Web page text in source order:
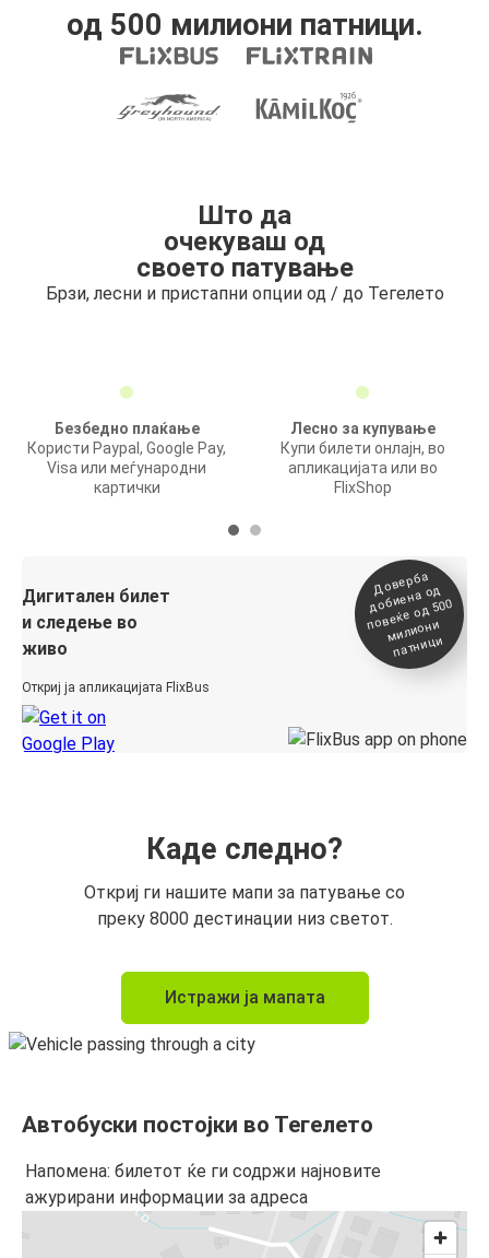
од 500 милиони патници.
Што да
очекуваш од
своето патување
Брзи, лесни и пристапни опции од / до Тегелето
Безбедно плаќање
Користи Paypal, Google Pay,
Visa или меѓународни
картички
Лесно за купување
Купи билети онлајн, во
апликацијата или во
FlixShop
Дигитален билет
и следење во
живо
Откриј ја апликацијата FlixBus
Доверба
добиена о
д
повеќе о
д 500
милиони
патници
Каде следно?
Откриј ги нашите мапи за патување со
преку 8000 дестинации низ светот.
Истражи ја мапата
Автобуски постојки во Тегелето
Напомена: билетот ќе ги содржи најновите
ажурирани информации за адреса